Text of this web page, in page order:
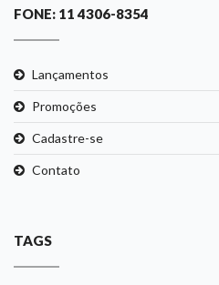
FONE: 11 4306-8354
Lançamentos
Promoções
Cadastre-se
Contato
TAGS